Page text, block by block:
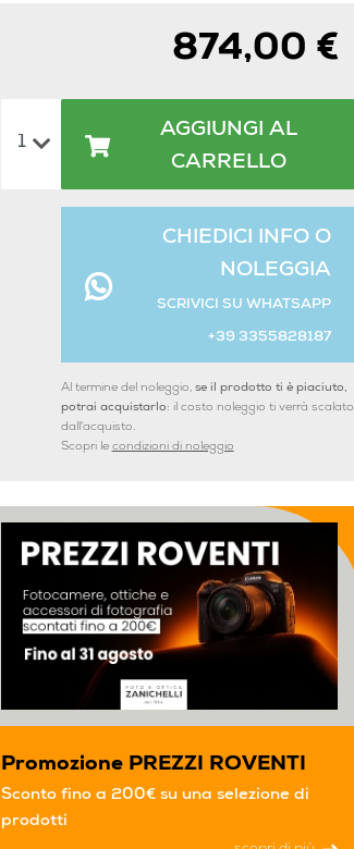
874,00 €
AGGIUNGI AL
CARRELLO
CHIEDICI INFO O
NOLEGGIA
SCRIVICI SU WHATSAPP
+39 3355828187
Al termine del noleggio, se il prodotto ti è piaciuto,
potrai acquistarlo: il costo noleggio ti verrà scalato
dall'acquisto.
Scopri le condizioni di noleggio
Promozione PREZZI ROVENTI
Sconto fino a 200€ su una selezione di
prodotti